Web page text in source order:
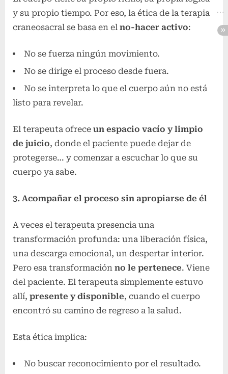
y su propio tiempo. Por eso, la ética de la terapia
craneosacral se basa en el no-hacer activo:
No se fuerza ningún movimiento.
No se dirige el proceso desde fuera.
No se interpreta lo que el cuerpo aún no está
listo para revelar.
El terapeuta ofrece un espacio vacío y limpio
de juicio, donde el paciente puede dejar de
protegerse… y comenzar a escuchar lo que su
cuerpo ya sabe.
3. Acompañar el proceso sin apropiarse de él
A veces el terapeuta presencia una
transformación profunda: una liberación física,
una descarga emocional, un despertar interior.
Pero esa transformación no le pertenece. Viene
del paciente. El terapeuta simplemente estuvo
allí, presente y disponible, cuando el cuerpo
encontró su camino de regreso a la salud.
Esta ética implica:
No buscar reconocimiento por el resultado.